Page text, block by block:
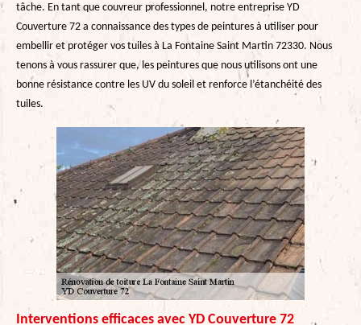
tâche. En tant que couvreur professionnel, notre entreprise YD
Couverture 72 a connaissance des types de peintures à utiliser pour
embellir et protéger vos tuiles à La Fontaine Saint Martin 72330. Nous
tenons à vous rassurer que, les peintures que nous utilisons ont une
bonne résistance contre les UV du soleil et renforce l’étanchéité des
tuiles.
Interventions efficaces avec YD Couverture 72